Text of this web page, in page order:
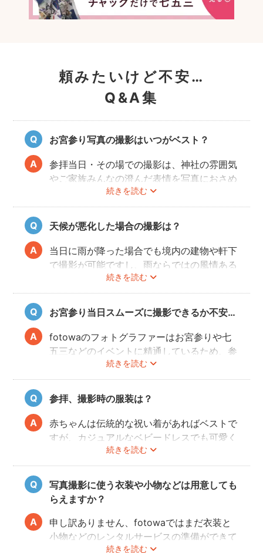
頼みたいけど不安…
Q&A集
お宮参り写真の撮影はいつがベスト？
続きを読む
参拝当日・その場での撮影は、神社の雰囲気
やご家族みんなの澄んだ表情を写真におさめ
ることできオススメですが、当日は慌ただし
くて撮影はちょっと…という場合でも、出発
前のご自宅や参拝後のお食事会など想い出に
残る記念写真を撮影できます。
天候が悪化した場合の撮影は？
続きを読む
当日に雨が降った場合でも境内の建物や軒下
で撮影が可能ですし、雨ならではの風情ある
写真にも仕上がります。
また、撮影の実施が難しいと判断される天候
不良の場合、事前にフォトグラファーと決行
もしくは日時変更を相談してください。
日時変更方法はこちらをご参照ください。
お宮参り当日スムーズに撮影できるか不安…
続きを読む
fotowaのフォトグラファーはお宮参りや七
五三などのイベントに精通しているため、参
拝や家族団欒を乱すことなくスムーズに撮影
することができます。
参拝、撮影時の服装は？
続きを読む
赤ちゃんは伝統的な祝い着があればベストで
すが、カジュアルなベビードレスでも可愛く
写すことができます。またご両親も着物を着
ると雰囲気が出ますが、洋服でもおしゃれな
写真に仕上がります。
写真撮影に使う衣装や小物などは用意しても
らえますか？
続きを読む
申し訳ありません、fotowaではまだ衣装と
小物などのレンタルサービスの準備ができて
おりませんので、お客様ご自身にご用意をお